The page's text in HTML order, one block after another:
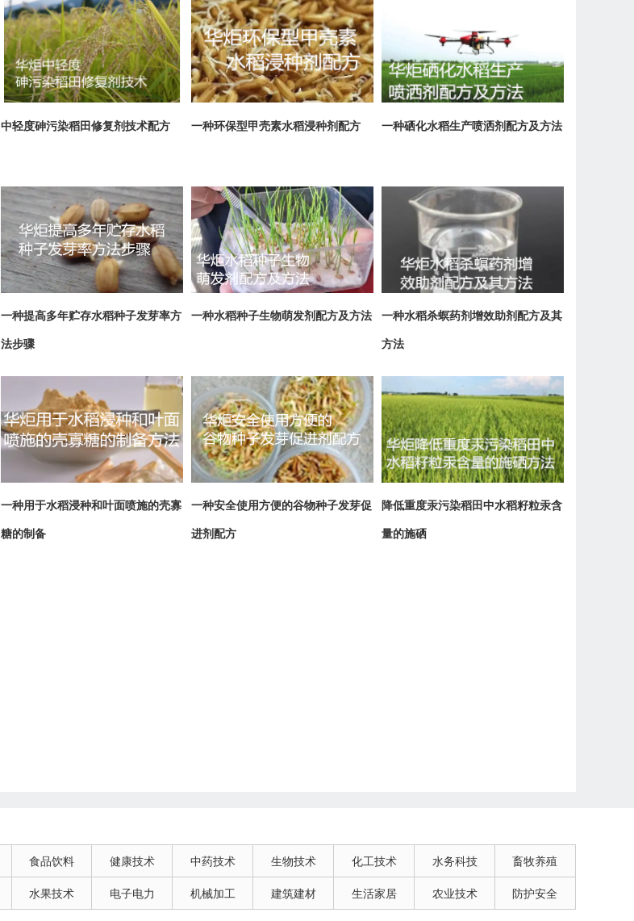
中轻度砷污染稻田修复剂技术配方 一种环保型甲壳素水稻浸种剂配方 一种硒化水稻生产喷洒剂配方及方法
一种提高多年贮存水稻种子发芽率方
法步骤
一种水稻种子生物萌发剂配方及方法 一种水稻杀螟药剂增效助剂配方及其
方法
一种用于水稻浸种和叶面喷施的壳寡
糖的制备
一种安全使用方便的谷物种子发芽促
进剂配方
降低重度汞污染稻田中水稻籽粒汞含
量的施硒
食品饮料 健康技术 中药技术 生物技术 化工技术 水务科技 畜牧养殖
水果技术 电子电力 机械加工 建筑建材 生活家居 农业技术 防护安全